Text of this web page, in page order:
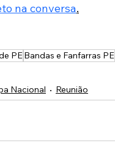
na conversa.
PEBandas e Fanfarras PE
Nacional Reunião